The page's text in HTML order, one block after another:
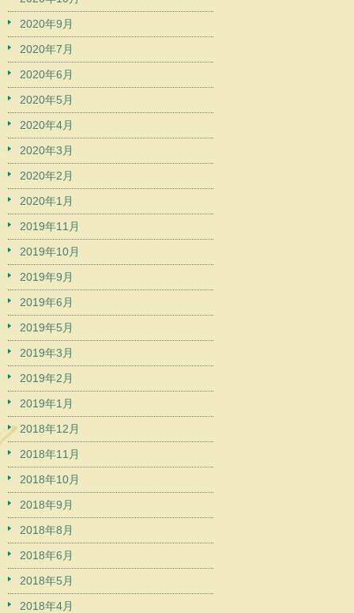
2020年9月
2020年7月
2020年6月
2020年5月
2020年4月
2020年3月
2020年2月
2020年1月
2019年11月
2019年10月
2019年9月
2019年6月
2019年5月
2019年3月
2019年2月
2019年1月
2018年12月
2018年11月
2018年10月
2018年9月
2018年8月
2018年6月
2018年5月
2018年4月